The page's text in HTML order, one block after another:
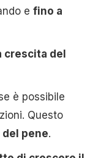
e fino a
crescita del
è possibile
Questo
pene.